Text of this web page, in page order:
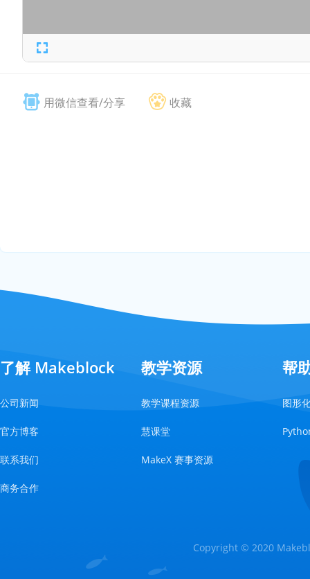
用微信查看/分享 收藏
了解 Makeblock
公司新闻
官方博客
联系我们
商务合作
教学资源
教学课程资源
慧课堂
MakeX 赛事资源
帮
图形
Copyright © 2020